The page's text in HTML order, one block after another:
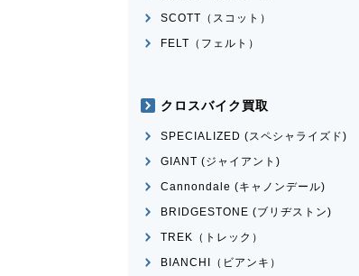
SCOTT（スコット）
FELT（フェルト）
クロスバイク買取
SPECIALIZED (スペシャライズド)
GIANT (ジャイアント)
Cannondale (キャノンデール)
BRIDGESTONE (ブリヂストン)
TREK（トレック）
BIANCHI（ビアンキ）